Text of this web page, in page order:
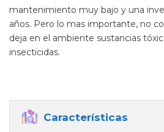
mantenimiento muy bajo y una
años. Pero lo mas importante, no
deja en el ambiente sustancias
insecticidas.
Características